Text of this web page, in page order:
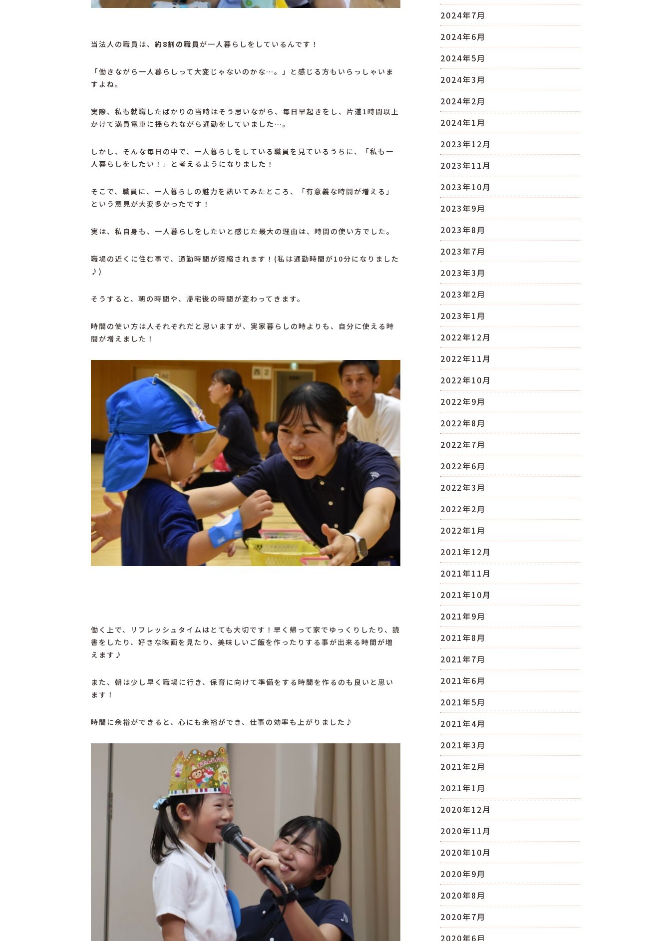
当法人の職員は、 約8割の職員が一人暮らしをしているんです！
「働きながら一人暮らしって大変じゃないのかな…。」と感じる方もいらっしゃいま
すよね。
実際、私も就職したばかりの当時はそう思いながら、毎日早起きをし、片道1時間以上
かけて満員電車に揺られながら通勤をしていました…。
しかし、そんな毎日の中で、一人暮らしをしている職員を見ているうちに、「私も一
人暮らしをしたい！」と考えるようになりました！
そこで、職員に、一人暮らしの魅力を訊いてみたところ、「有意義な時間が増える」
という意見が大変多かったです！
実は、私自身も、一人暮らしをしたいと感じた最大の理由は、時間の使い方でした。
職場の近くに住む事で、通勤時間が短縮されます！(私は通勤時間が10分になりました
♪)
そうすると、朝の時間や、帰宅後の時間が変わってきます。
時間の使い方は人それぞれだと思いますが、実家暮らしの時よりも、自分に使える時
間が増えました！
働く上で、リフレッシュタイムはとても大切です！早く帰って家でゆっくりしたり、読
書をしたり、好きな映画を見たり、美味しいご飯を作ったりする事が出来る時間が増
えます♪
また、朝は少し早く職場に行き、保育に向けて準備をする時間を作るのも良いと思い
ます！
時間に余裕ができると、心にも余裕ができ、仕事の効率も上がりました♪
2024年7月
2024年6月
2024年5月
2024年3月
2024年2月
2024年1月
2023年12月
2023年11月
2023年10月
2023年9月
2023年8月
2023年7月
2023年3月
2023年2月
2023年1月
2022年12月
2022年11月
2022年10月
2022年9月
2022年8月
2022年7月
2022年6月
2022年3月
2022年2月
2022年1月
2021年12月
2021年11月
2021年10月
2021年9月
2021年8月
2021年7月
2021年6月
2021年5月
2021年4月
2021年3月
2021年2月
2021年1月
2020年12月
2020年11月
2020年10月
2020年9月
2020年8月
2020年7月
2020年6月